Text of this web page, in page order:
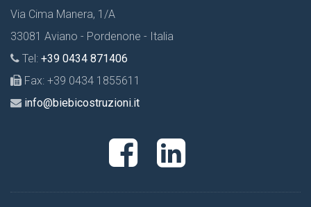
Via Cima Manera, 1/A
33081 Aviano - Pordenone - Italia
Tel: +39 0434 871406
Fax: +39 0434 1855611
info@biebicostruzioni.it